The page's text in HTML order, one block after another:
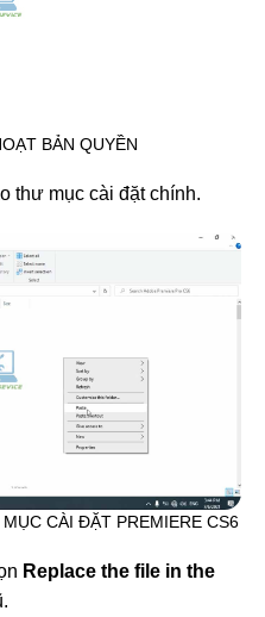
BẢN QUYỀN
thư mục cài đặt chính.
CÀI ĐẶT PREMIERE CS6
Replace the file in the